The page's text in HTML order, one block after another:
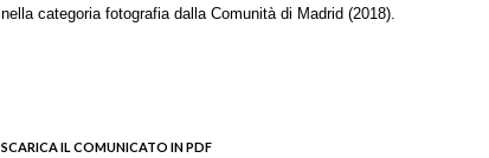
nella categoria fotografia dalla Comunità di Madrid (2018).
SCARICA IL COMUNICATO IN PDF